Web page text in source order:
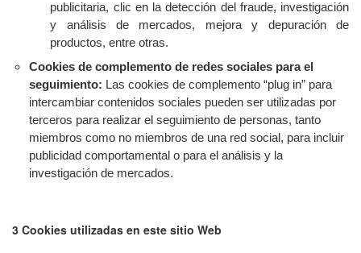
publicitaria, clic en la detección del fraude, investigación
y análisis de mercados, mejora y depuración de
productos, entre otras.
Cookies de complemento de redes sociales para el
seguimiento: Las cookies de complemento “plug in” para
intercambiar contenidos sociales pueden ser utilizadas por
terceros para realizar el seguimiento de personas, tanto
miembros como no miembros de una red social, para incluir
publicidad comportamental o para el análisis y la
investigación de mercados.
3 Cookies utilizadas en este sitio Web